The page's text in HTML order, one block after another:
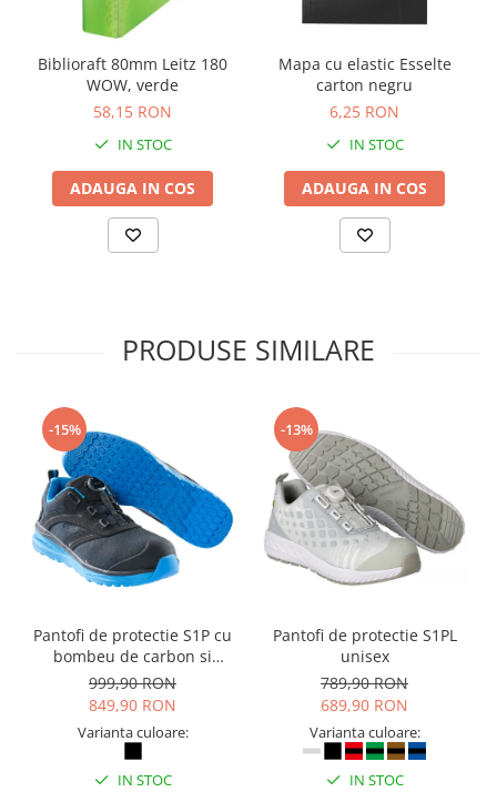
Genti, huse si rucsacuri de laptop
Genti de plaja si cumparaturi
Sport si accesorii outdoor
Sport, jocuri si accesorii
Gratare si picnic
Ochelari de soare
Umbrele
Scule, unelte si iluminat
Unelte multifunctionale si bricege
(multitools)
Seturi si scule de baza
Masurare si taiere
Lampi portabile
Lanterne, lampi si accesorii
Pentru masini, biciclete si prim
Noutati si inovatii
Pachete Cadou Premium
Promotii si reduceri
Biblioraft 80mm Leitz 180
WOW, verde
58,15 RON
IN STOC
ADAUGA IN COS
Mapa cu elastic Esselte
carton negru
6,25 RON
IN STOC
ADAUGA IN COS
PRODUSE SIMILARE
-15%
Pantofi de protectie S1P cu
bombeu de carbon si
inchidere BOAÂ® Fit
999,90 RON
849,90 RON
Varianta culoare:
IN STOC
-13%
Pantofi de protectie S1PL
unisex
789,90 RON
689,90 RON
Varianta culoare:
IN STOC